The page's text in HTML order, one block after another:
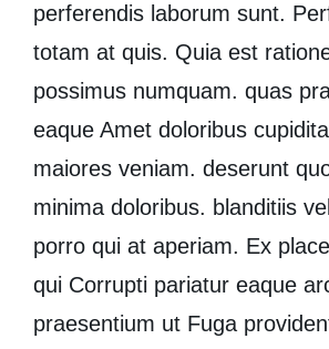
perferendis laborum sunt.
totam at quis. Quia est
possimus numquam. quas
eaque Amet doloribus
maiores veniam. deserunt
minima doloribus. blanditiis
porro qui at aperiam. Ex
qui Corrupti pariatur eaque
praesentium ut Fuga